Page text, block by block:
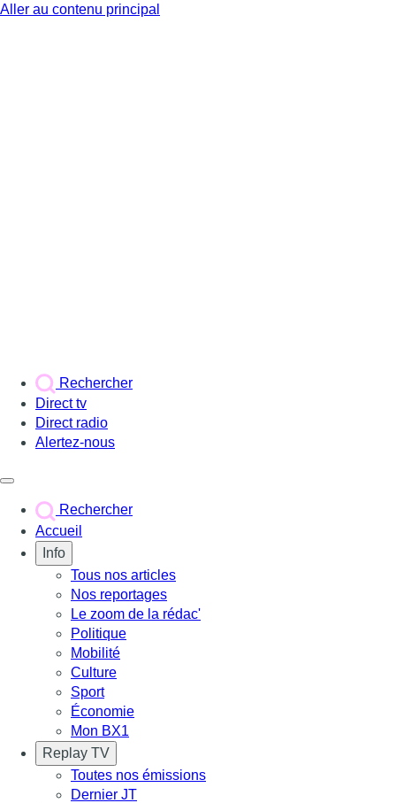
Aller au contenu principal
Rechercher
Direct tv
Direct radio
Alertez-nous
Rechercher
Accueil
Info
Tous nos articles
Nos reportages
Le zoom de la rédac'
Politique
Mobilité
Culture
Sport
Économie
Mon BX1
Replay TV
Toutes nos émissions
Dernier JT